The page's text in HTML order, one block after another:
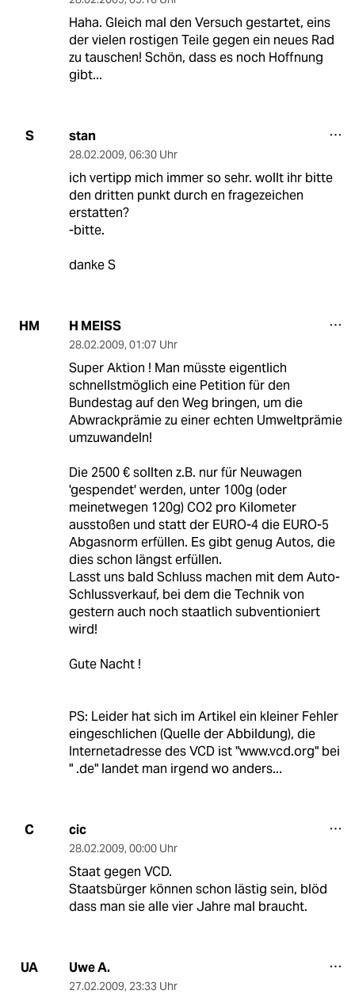
Haha. Gleich mal den Versuch gestartet, eins
der vielen rostigen Teile gegen ein neues Rad
zu tauschen! Schön, dass es noch Hoffnung
gibt...
S stan
28.02.2009, 06:30 Uhr
ich vertipp mich immer so sehr. wollt ihr bitte
den dritten punkt durch en fragezeichen
erstatten?
-bitte.
danke S
HM H MEISS
28.02.2009, 01:07 Uhr
Super Aktion ! Man müsste eigentlich
schnellstmöglich eine Petition für den
Bundestag auf den Weg bringen, um die
Abwrackprämie zu einer echten Umweltprämie
umzuwandeln!
Die 2500 € sollten z.B. nur für Neuwagen
'gespendet' werden, unter 100g (oder
meinetwegen 120g) CO2 pro Kilometer
ausstoßen und statt der EURO-4 die EURO-5
Abgasnorm erfüllen. Es gibt genug Autos, die
dies schon längst erfüllen.
Lasst uns bald Schluss machen mit dem Auto-
Schlussverkauf, bei dem die Technik von
gestern auch noch staatlich subventioniert
wird!
Gute Nacht !
PS: Leider hat sich im Artikel ein kleiner Fehler
eingeschlichen (Quelle der Abbildung), die
Internetadresse des VCD ist "www.vcd.org" bei
" .de" landet man irgend wo anders...
C cic
28.02.2009, 00:00 Uhr
Staat gegen VCD.
Staatsbürger können schon lästig sein, blöd
dass man sie alle vier Jahre mal braucht.
UA Uwe A.
27.02.2009, 23:33 Uhr